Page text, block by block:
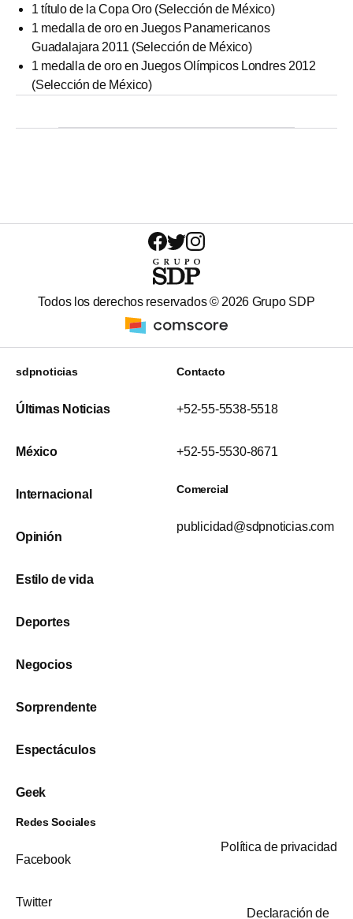
1 título de la Copa Oro (Selección de México)
1 medalla de oro en Juegos Panamericanos
Guadalajara 2011 (Selección de México)
1 medalla de oro en Juegos Olímpicos Londres 2012
(Selección de México)
Todos los derechos reservados © 2026 Grupo SDP
sdpnoticias
Últimas Noticias
México
Internacional
Opinión
Estilo de vida
Deportes
Negocios
Sorprendente
Espectáculos
Geek
Contacto
+52-55-5538-5518
+52-55-5530-8671
Comercial
publicidad@sdpnoticias.com
Redes Sociales
Facebook
Twitter
Política de privacidad
Declaración de